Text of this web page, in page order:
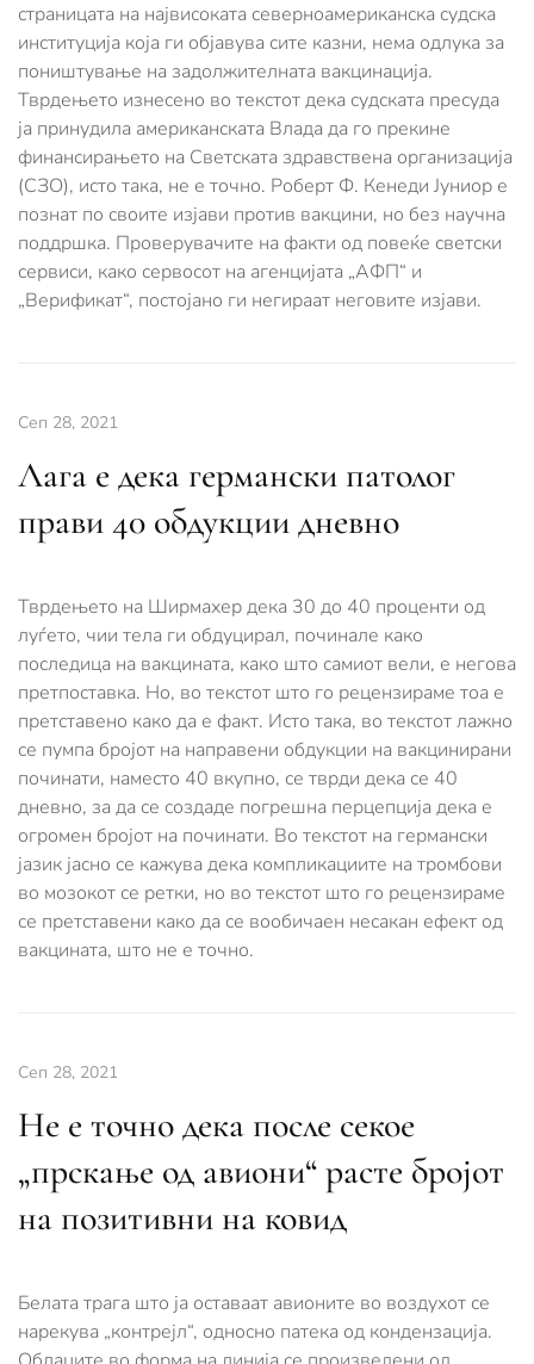
страницата на највисоката северноамериканска судска
институција која ги објавува сите казни, нема одлука за
поништување на задолжителната вакцинација.
Тврдењето изнесено во текстот дека судската пресуда
ја принудила американската Влада да го прекине
финансирањето на Светската здравствена организација
(СЗО), исто така, не е точно. Роберт Ф. Кенеди Jуниор е
познат по своите изјави против вакцини, но без научна
поддршка. Проверувачите на факти од повеќе светски
сервиси, како сервосот на агенцијата „АФП“ и
„Верификат“, постојано ги негираат неговите изјави.
Сеп 28, 2021
Лага е дека германски патолог
прави 40 обдукции дневно
Тврдењето на Ширмахер дека 30 до 40 проценти од
луѓето, чии тела ги обдуцирал, починале како
последица на вакцината, како што самиот вели, е негова
претпоставка. Но, во текстот што го рецензираме тоа е
претставено како да е факт. Исто така, во текстот лажно
се пумпа бројот на направени обдукции на вакцинирани
починати, наместо 40 вкупно, се тврди дека се 40
дневно, за да се создаде погрешна перцепција дека е
огромен бројот на починати. Во текстот на германски
јазик јасно се кажува дека компликациите на тромбови
во мозокот се ретки, но во текстот што го рецензираме
се претставени како да се вообичаен несакан ефект од
вакцината, што не е точно.
Сеп 28, 2021
Не е точно дека после секое
„прскање од авиони“ расте бројот
на позитивни на ковид
Белата трага што ја оставаат авионите во воздухот се
нарекува „контрејл“, односно патека од кондензација.